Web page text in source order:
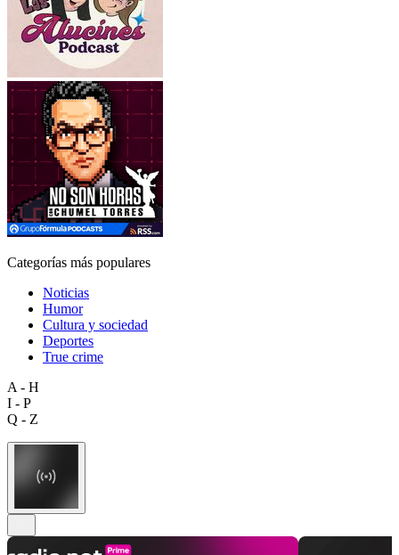
Categorías más populares
Noticias
Humor
Cultura y sociedad
Deportes
True crime
A - H
I - P
Q - Z